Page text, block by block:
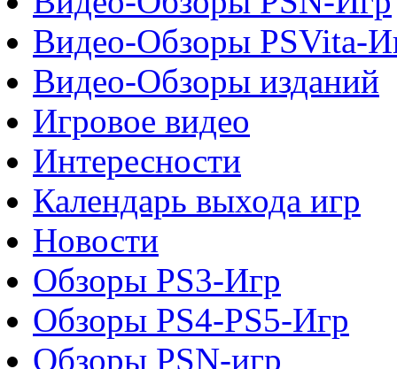
Видео-Обзоры PSVita-
Видео-Обзоры изданий
Игровое видео
Интересности
Календарь выхода игр
Новости
Обзоры PS3-Игр
Обзоры PS4-PS5-Игр
Обзоры PSN-игр